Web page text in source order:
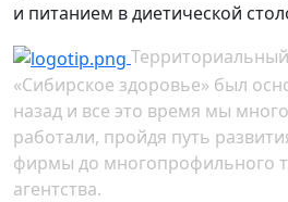
и питанием в диетической
«Сибирское здоровье» был
назад и все это время мы
работали, пройдя путь
фирмы до многопрофильного
агентства.